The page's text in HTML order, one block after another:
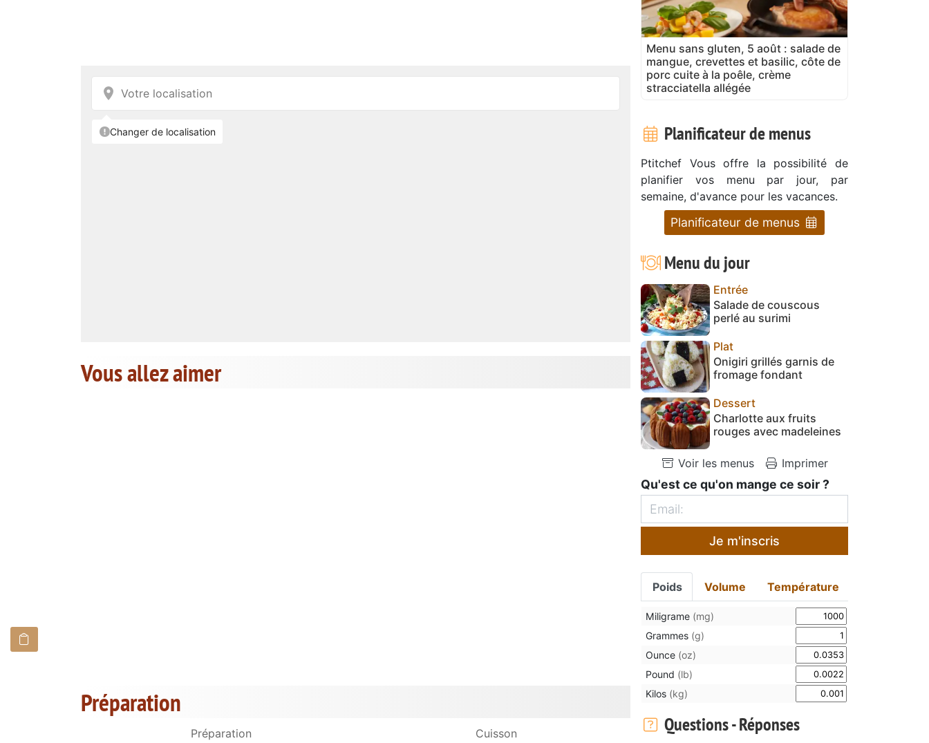
Vous allez aimer
Préparation
Préparation
Cuisson
Menu sans gluten, 5 août : salade de
mangue, crevettes et basilic, côte de
porc cuite à la poêle, crème
stracciatella allégée
Planificateur de menus
Ptitchef Vous offre la possibilité de
planifier vos menu par jour, par
semaine, d'avance pour les vacances.
Planificateur de menus
Menu du jour
Entrée
Salade de couscous
perlé au surimi
Plat
Onigiri grillés garnis de
fromage fondant
Dessert
Charlotte aux fruits
rouges avec madeleines
Voir les menus Imprimer
Qu'est ce qu'on mange ce soir ?
Je m'inscris
Poids Volume Température
Miligrame (mg)
Grammes (g)
Ounce (oz)
Pound (lb)
Kilos (kg)
Questions - Réponses